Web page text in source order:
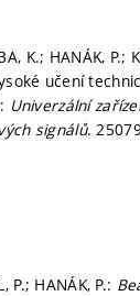
K.; HANÁK, P.;
učení
Univerzální
signálů.
P.; HANÁK, P.: